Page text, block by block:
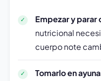
Empezar y parar
nutricional
cuerpo note
Tomarlo en